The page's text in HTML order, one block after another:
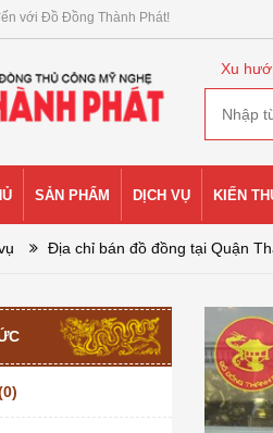
với Đồ Đồng Thành Phát!
Xu
SẢN PHẨM DỊCH VỤ KIẾN
Địa chỉ bán đồ đồng tại Quận